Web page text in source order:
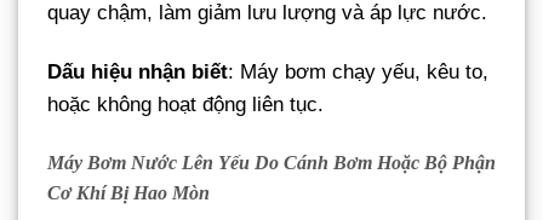
quay chậm, làm giảm lưu lượng và áp lực nước.
Dấu hiệu nhận biết: Máy bơm chạy yếu, kêu to,
hoặc không hoạt động liên tục.
Máy Bơm Nước Lên Yếu Do Cánh Bơm Hoặc Bộ Phận
Cơ Khí Bị Hao Mòn